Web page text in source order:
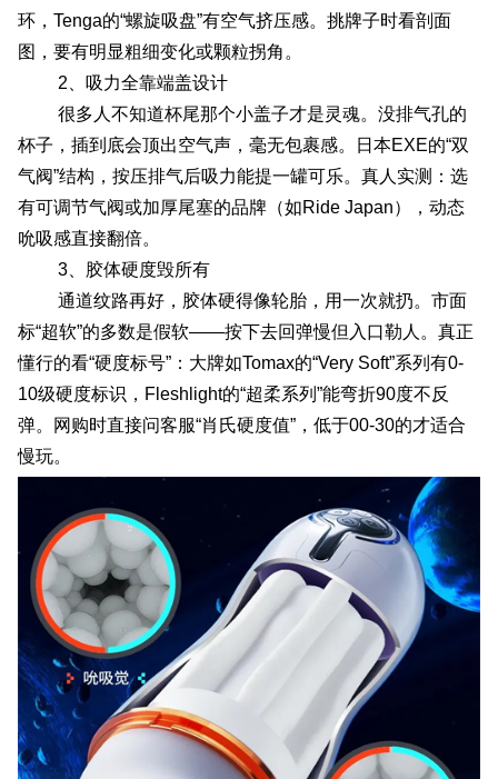
环，Tenga的“螺旋吸盘”有空气挤压感。挑牌子时看剖面
图，要有明显粗细变化或颗粒拐角。
2、吸力全靠端盖设计
很多人不知道杯尾那个小盖子才是灵魂。没排气孔的
杯子，插到底会顶出空气声，毫无包裹感。日本EXE的“双
气阀”结构，按压排气后吸力能提一罐可乐。真人实测：选
有可调节气阀或加厚尾塞的品牌（如Ride Japan），动态
吮吸感直接翻倍。
3、胶体硬度毁所有
通道纹路再好，胶体硬得像轮胎，用一次就扔。市面
标“超软”的多数是假软——按下去回弹慢但入口勒人。真正
懂行的看“硬度标号”：大牌如Tomax的“Very Soft”系列有0-
10级硬度标识，Fleshlight的“超柔系列”能弯折90度不反
弹。网购时直接问客服“肖氏硬度值”，低于00-30的才适合
慢玩。